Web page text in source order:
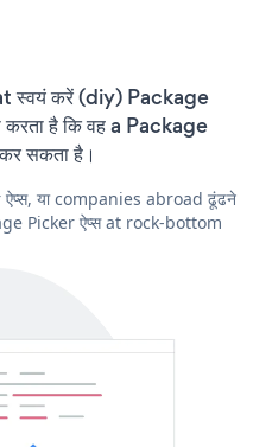
स्वयं करें (diy) Package
है कि वह a Package
सकता है।
ऐप्स, या companies abroad ढूंढने
Picker ऐप्स at rock-bottom